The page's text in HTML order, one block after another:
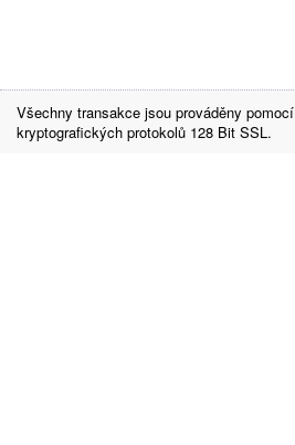
Všechny transakce jsou prováděny pomocí
kryptografických protokolů 128 Bit SSL.